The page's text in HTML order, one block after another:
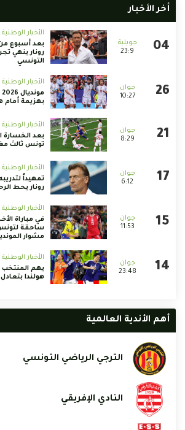
أخر الأخبار
23:9
الأخبار الوطنية
بعد أسبوع من
رونار ينهي
التونسي
10:27
الأخبار الوطنية
بهزيمة أمام
8:29
الأخبار الوطنية
بعد الخسارة
تونس ثالث
6:12
الأخبار الوطنية
تمهيداً
رونار يحط
11:53
الأخبار الوطنية
في مباراة
ساحقة
مشوار
23:48
الأخبار الوطنية
يهم المنتخب
هولندا
أهم الأندية العالمية
الترجي الرياضي التونسي
النادي الإفريقي